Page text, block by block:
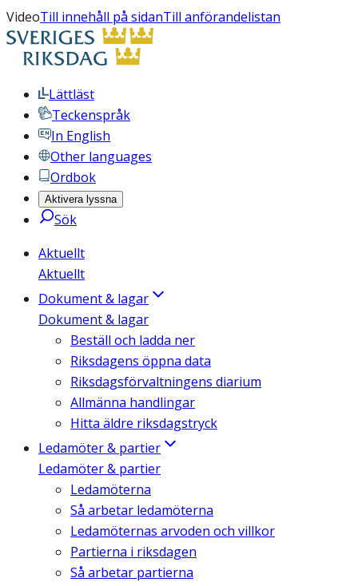
VideoTill innehåll på sidanTill anförandelistan
Lättläst
Teckenspråk
In English
Other languages
Ordbok
Aktivera lyssna
Sök
Aktuellt
Aktuellt
Dokument & lagar
Dokument & lagar
Beställ och ladda ner
Riksdagens öppna data
Riksdagsförvaltningens diarium
Allmänna handlingar
Hitta äldre riksdagstryck
Ledamöter & partier
Ledamöter & partier
Ledamöterna
Så arbetar ledamöterna
Ledamöternas arvoden och villkor
Partierna i riksdagen
Så arbetar partierna